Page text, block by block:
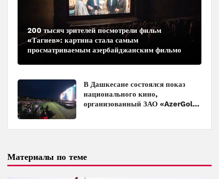
200 тысяч зрителей посмотрели фильм
«Тагиев»: картина стала самым
просматриваемым азербайджанским фильмом
В Дашкесане состоялся показ
национального кино,
организованный ЗАО «AzerGold»
Материалы по теме